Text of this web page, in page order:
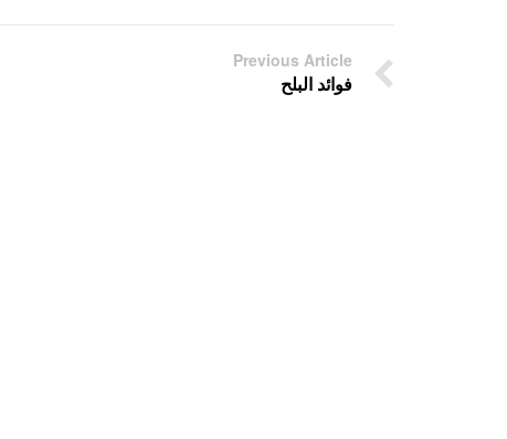
Previous Article
فوائد البلح